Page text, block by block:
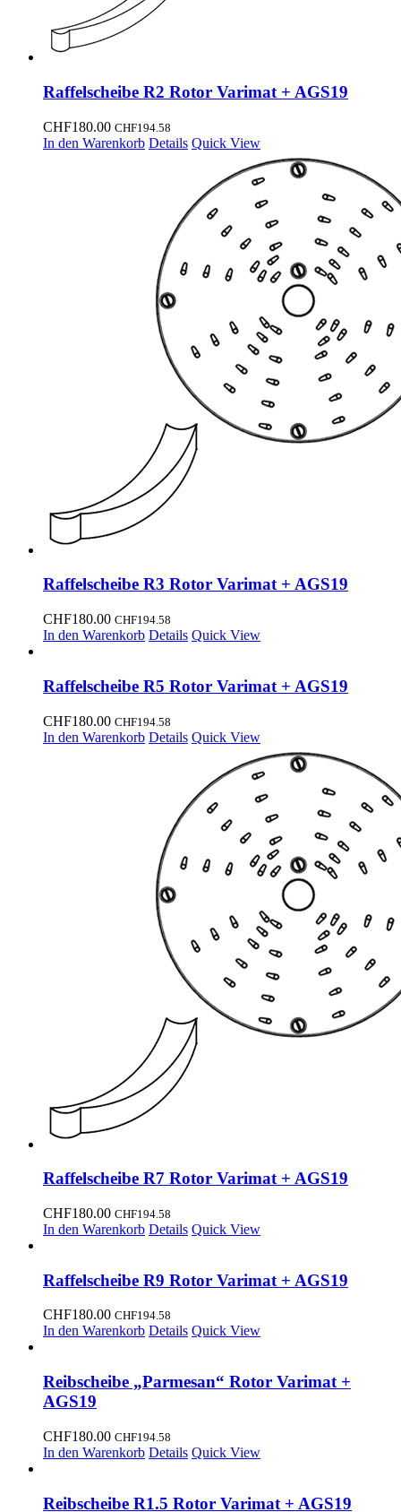
Raffelscheibe R2 Rotor Varimat + AGS19
CHF180.00 CHF194.58
In den Warenkorb Details Quick View
Raffelscheibe R3 Rotor Varimat + AGS19
CHF180.00 CHF194.58
In den Warenkorb Details Quick View
Raffelscheibe R5 Rotor Varimat + AGS19
CHF180.00 CHF194.58
In den Warenkorb Details Quick View
Raffelscheibe R7 Rotor Varimat + AGS19
CHF180.00 CHF194.58
In den Warenkorb Details Quick View
Raffelscheibe R9 Rotor Varimat + AGS19
CHF180.00 CHF194.58
In den Warenkorb Details Quick View
Reibscheibe „Parmesan“ Rotor Varimat +
AGS19
CHF180.00 CHF194.58
In den Warenkorb Details Quick View
Reibscheibe R1.5 Rotor Varimat + AGS19